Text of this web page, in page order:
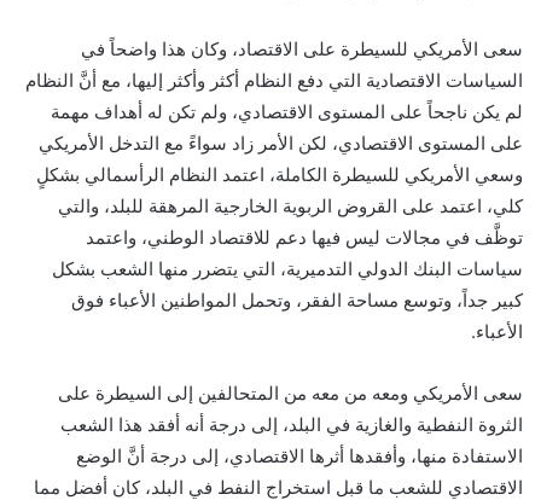
سعى الأمريكي للسيطرة على الاقتصاد، وكان هذا واضحاً في
السياسات الاقتصادية التي دفع النظام أكثر وأكثر إليها، مع أنَّ النظام
لم يكن ناجحاً على المستوى الاقتصادي، ولم تكن له أهداف مهمة
على المستوى الاقتصادي، لكن الأمر زاد سواءً مع التدخل الأمريكي
وسعي الأمريكي للسيطرة الكاملة، اعتمد النظام الرأسمالي بشكلٍ
كلي، اعتمد على القروض الربوية الخارجية المرهقة للبلد، والتي
توظَّف في مجالات ليس فيها دعم للاقتصاد الوطني، واعتمد
سياسات البنك الدولي التدميرية، التي يتضرر منها الشعب بشكل
كبير جداً، وتوسع مساحة الفقر، وتحمل المواطنين الأعباء فوق
الأعباء.
سعى الأمريكي ومعه من معه من المتحالفين إلى السيطرة على
الثروة النفطية والغازية في البلد، إلى درجة أنه أفقد هذا الشعب
الاستفادة منها، وأفقدها أثرها الاقتصادي، إلى درجة أنَّ الوضع
الاقتصادي للشعب ما قبل استخراج النفط في البلد، كان أفضل مما